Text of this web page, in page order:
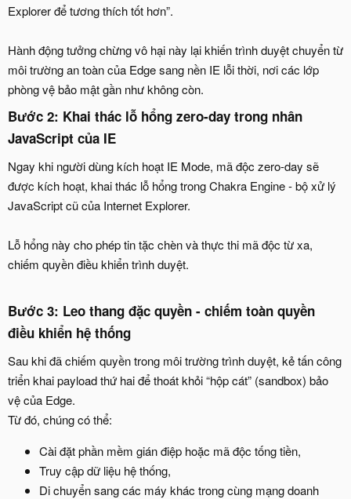
Explorer để tương thích tốt hơn”.
Hành động tưởng chừng vô hại này lại khiến trình duyệt chuyển từ
môi trường an toàn của Edge sang nền IE lỗi thời, nơi các lớp
phòng vệ bảo mật gần như không còn.
Bước 2: Khai thác lỗ hổng zero-day trong nhân
JavaScript của IE​
Ngay khi người dùng kích hoạt IE Mode, mã độc zero-day sẽ
được kích hoạt, khai thác lỗ hổng trong Chakra Engine - bộ xử lý
JavaScript cũ của Internet Explorer.
Lỗ hổng này cho phép tin tặc chèn và thực thi mã độc từ xa,
chiếm quyền điều khiển trình duyệt.
Bước 3: Leo thang đặc quyền - chiếm toàn quyền
điều khiển hệ thống​
Sau khi đã chiếm quyền trong môi trường trình duyệt, kẻ tấn công
triển khai payload thứ hai để thoát khỏi “hộp cát” (sandbox) bảo
vệ của Edge.
Từ đó, chúng có thể:
Cài đặt phần mềm gián điệp hoặc mã độc tống tiền,
Truy cập dữ liệu hệ thống,
Di chuyển sang các máy khác trong cùng mạng doanh